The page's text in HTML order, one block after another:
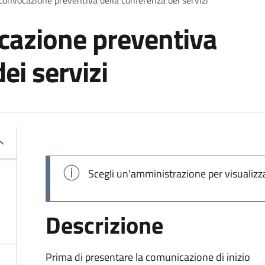
preventiva
servizi
Scegli un'amministrazione per
Descrizione
Prima di presentare la comunicazione di inizio